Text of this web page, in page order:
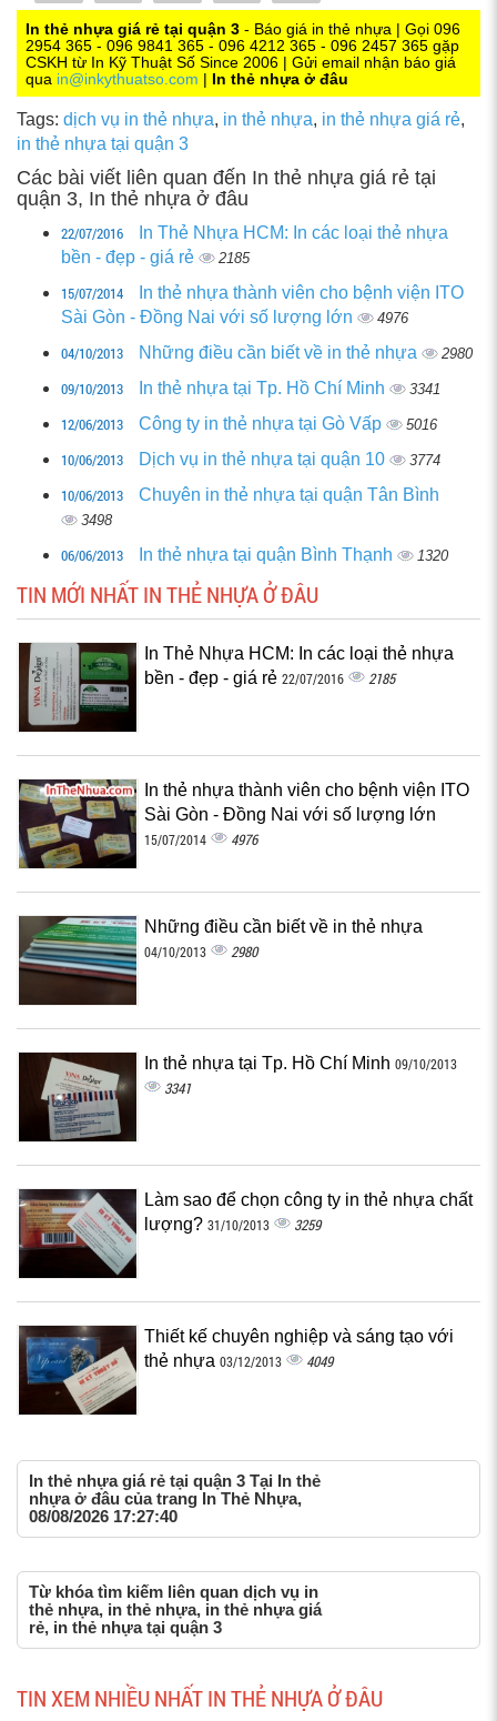
0
In thẻ nhựa giá rẻ tại quận 3 - Báo giá in thẻ nhựa | Gọi 096
2954 365 - 096 9841 365 - 096 4212 365 - 096 2457 365 gặp
CSKH từ In Kỹ Thuật Số Since 2006 | Gửi email nhận báo giá
qua in@inkythuatso.com | In thẻ nhựa ở đâu
Tags: dịch vụ in thẻ nhựa, in thẻ nhựa, in thẻ nhựa giá rẻ,
in thẻ nhựa tại quận 3
Các bài viết liên quan đến In thẻ nhựa giá rẻ tại
quận 3, In thẻ nhựa ở đâu
22/07/2016
In Thẻ Nhựa HCM: In các loại thẻ nhựa
bền - đẹp - giá rẻ
2185
15/07/2014
In thẻ nhựa thành viên cho bệnh viện ITO
Sài Gòn - Đồng Nai với số lượng lớn
4976
04/10/2013 Những điều cần biết về in thẻ nhựa 2980
09/10/2013 In thẻ nhựa tại Tp. Hồ Chí Minh 3341
12/06/2013 Công ty in thẻ nhựa tại Gò Vấp 5016
10/06/2013 Dịch vụ in thẻ nhựa tại quận 10 3774
10/06/2013 Chuyên in thẻ nhựa tại quận Tân Bình
3498
06/06/2013 In thẻ nhựa tại quận Bình Thạnh 1320
TIN MỚI NHẤT IN THẺ NHỰA Ở ĐÂU
In Thẻ Nhựa HCM: In các loại thẻ nhựa
bền - đẹp - giá rẻ 22/07/2016 2185
In thẻ nhựa thành viên cho bệnh viện ITO
Sài Gòn - Đồng Nai với số lượng lớn
15/07/2014 4976
Những điều cần biết về in thẻ nhựa
04/10/2013 2980
In thẻ nhựa tại Tp. Hồ Chí Minh 09/10/2013
3341
Làm sao để chọn công ty in thẻ nhựa chất
lượng? 31/10/2013 3259
Thiết kế chuyên nghiệp và sáng tạo với
thẻ nhựa 03/12/2013 4049
In thẻ nhựa giá rẻ tại quận 3 Tại In thẻ
nhựa ở đâu của trang In Thẻ Nhựa,
08/08/2026 17:27:40
Từ khóa tìm kiếm liên quan dịch vụ in
thẻ nhựa, in thẻ nhựa, in thẻ nhựa giá
rẻ, in thẻ nhựa tại quận 3
TIN XEM NHIỀU NHẤT IN THẺ NHỰA Ở ĐÂU